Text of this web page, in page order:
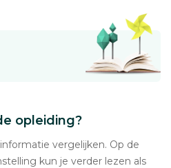
opleiding?
vergelijken. Op de
kun je verder lezen als